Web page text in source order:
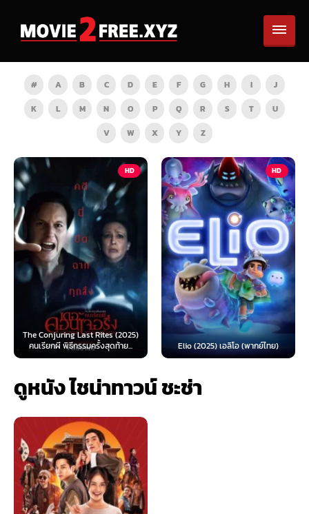
# A B C D E F G H I
J
K
L M N O P Q R S T
U
V
W X Y Z
Last Rites (2025)
กรรมครั้งสุดท้าย...
HD
Elio (2025) เอลิโอ (พากย์ไทย)
Spider-Man:
(2026) สไปเด
ดูหนัง ไชน่าทาวน์ ชะช่า